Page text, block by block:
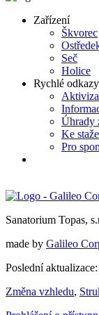
Zařízení
Škvorec
Seč
Holice
Rychlé odkazy
Úhrady
Ke
Pro
Sanatorium Topas,
made by Galileo
Poslední
Změna vzhledu,